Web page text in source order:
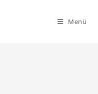
Menü